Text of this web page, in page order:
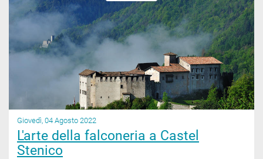
Giovedì, 04 Agosto 2022
L'arte della falconeria a Castel
Stenico